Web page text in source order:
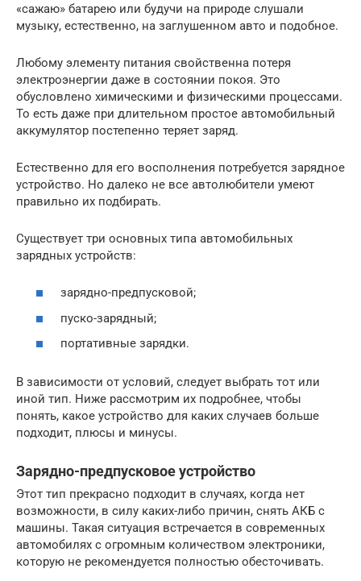
«сажаю» батарею или будучи на природе слушали
музыку, естественно, на заглушенном авто и подобное.
Любому элементу питания свойственна потеря
электроэнергии даже в состоянии покоя. Это
обусловлено химическими и физическими процессами.
То есть даже при длительном простое автомобильный
аккумулятор постепенно теряет заряд.
Естественно для его восполнения потребуется зарядное
устройство. Но далеко не все автолюбители умеют
правильно их подбирать.
Существует три основных типа автомобильных
зарядных устройств:
зарядно-предпусковой;
пуско-зарядный;
портативные зарядки.
В зависимости от условий, следует выбрать тот или
иной тип. Ниже рассмотрим их подробнее, чтобы
понять, какое устройство для каких случаев больше
подходит, плюсы и минусы.
Зарядно-предпусковое устройство
Этот тип прекрасно подходит в случаях, когда нет
возможности, в силу каких-либо причин, снять АКБ с
машины. Такая ситуация встречается в современных
автомобилях с огромным количеством электроники,
которую не рекомендуется полностью обесточивать.